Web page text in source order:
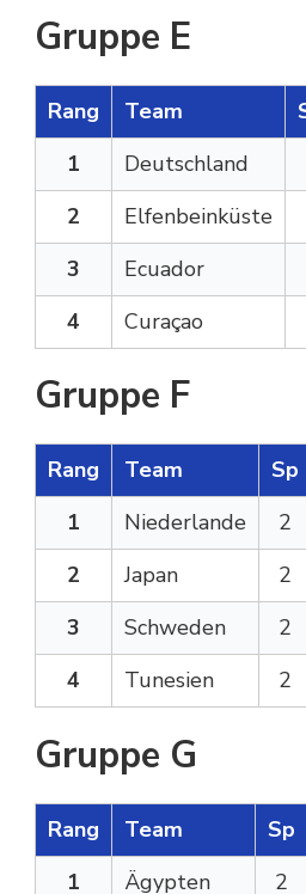
Gruppe E
Rang Team
1
Deutschland
2
Elfenbeinküste
3
Ecuador
4
Curaçao
Gruppe F
Rang Team Sp
1
Niederlande 2
2
Japan 2
3
Schweden 2
4
Tunesien 2
Gruppe G
Rang Team Sp
1
Ägypten 2